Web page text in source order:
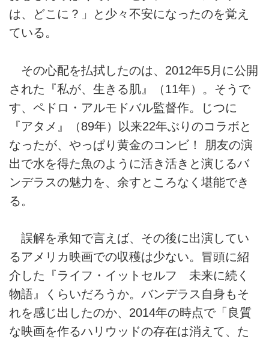
は、どこに？」と少々不安になったのを覚え
ている。
その心配を払拭したのは、2012年5月に公開
された『私が、生きる肌』（11年）。そうで
す、ペドロ・アルモドバル監督作。じつに
『アタメ』（89年）以来22年ぶりのコラボと
なったが、やっぱり黄金のコンビ！ 朋友の演
出で水を得た魚のように活き活きと演じるバ
ンデラスの魅力を、余すところなく堪能でき
る。
誤解を承知で言えば、その後に出演してい
るアメリカ映画での収穫は少ない。冒頭に紹
介した『ライフ・イットセルフ 未来に続く
物語』くらいだろうか。バンデラス自身もそ
れを感じ出したのか、2014年の時点で「良質
な映画を作るハリウッドの存在は消えて、た